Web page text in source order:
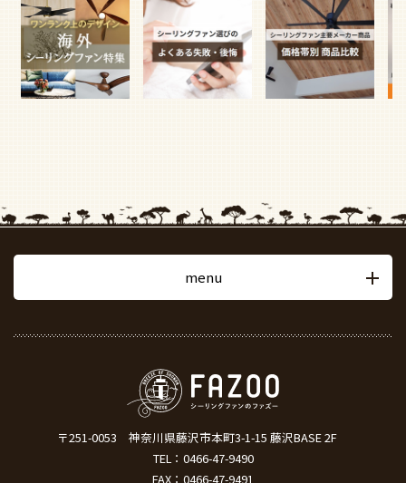
menu
〒251-0053
神奈川県藤沢市本町3-1-15 藤沢BASE 2F
TEL： 0466-47-9490
FAX：0466-47-9491